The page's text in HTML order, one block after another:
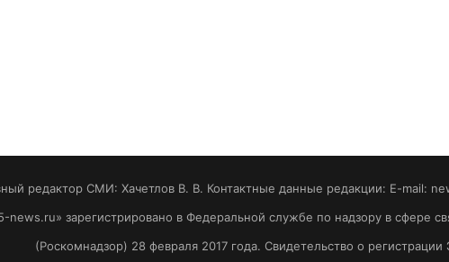
редактор СМИ: Хaчeтлoв B. B. Контактные данные редакции: E-mail:
news.ru» зарегистрировано в Федеральной службе по надзору в сфере
(Роскомнадзор) 28 февраля 2017 года. Свидетельство о